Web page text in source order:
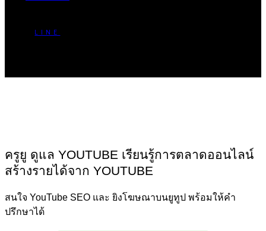
LINE
ครูยู ดูแล YOUTUBE เรียนรู้การตลาดออนไลน์
สร้างรายได้จาก YOUTUBE
สนใจ YouTube SEO และ ยิงโฆษณาบนยูทูป พร้อมให้คำ
ปรึกษาได้